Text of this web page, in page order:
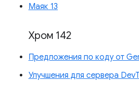
Маяк 13
Хром 142
Предложения по коду от
Улучшения для сервера